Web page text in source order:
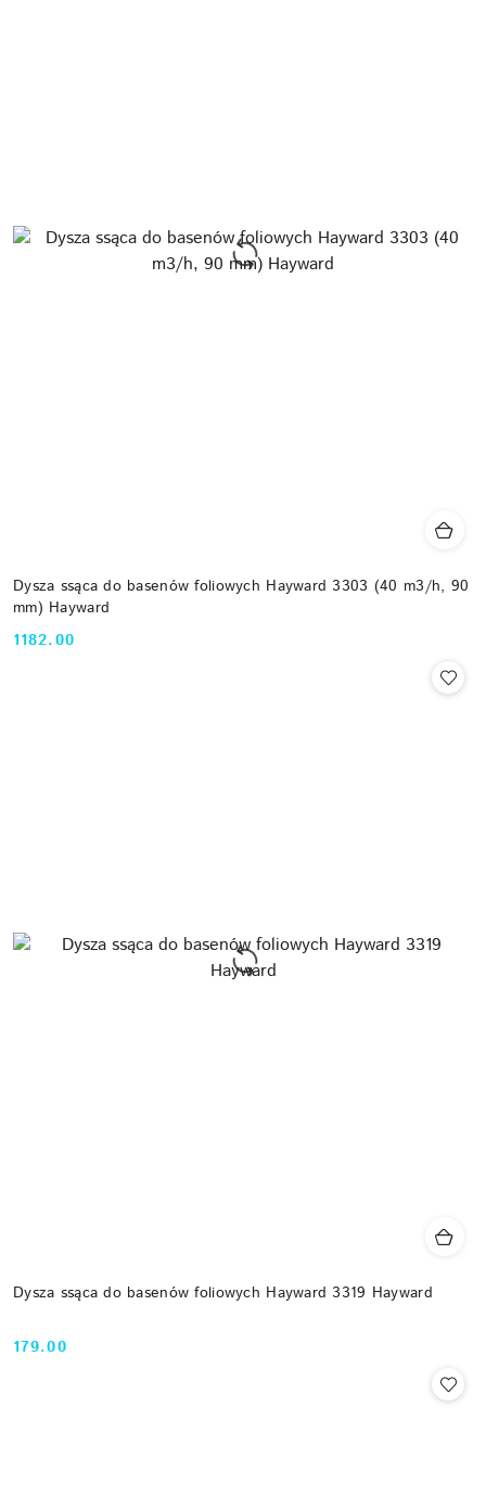
Dysza ssąca do basenów foliowych Hayward 3303 (40 m3/h, 90
mm) Hayward
Cena:
1182.00
Dysza ssąca do basenów foliowych Hayward 3319 Hayward
Cena:
179.00